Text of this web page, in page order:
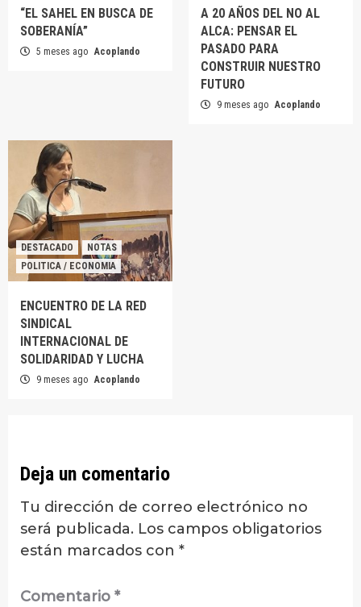
“EL SAHEL EN BUSCA DE
SOBERANÍA”
5 meses ago Acoplando
A 20 AÑOS DEL NO AL
ALCA: PENSAR EL
PASADO PARA
CONSTRUIR NUESTRO
FUTURO
9 meses ago Acoplando
DESTACADO
NOTAS
POLITICA / ECONOMIA
ENCUENTRO DE LA RED
SINDICAL
INTERNACIONAL DE
SOLIDARIDAD Y LUCHA
9 meses ago Acoplando
Deja un comentario
Tu dirección de correo electrónico no
será publicada. Los campos obligatorios
están marcados con *
Comentario *